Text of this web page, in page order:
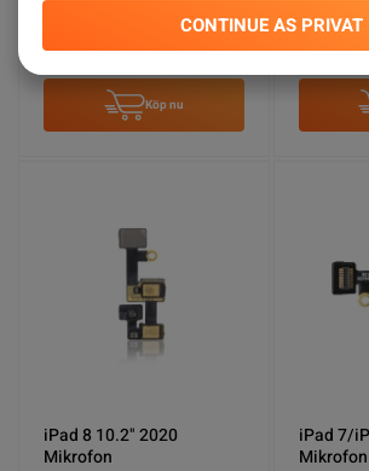
SEK 29.00
Köp nu
iPad 8 10.2" 2020
Mikrofon
iPad 7/
CONTINUE AS PRIVAT